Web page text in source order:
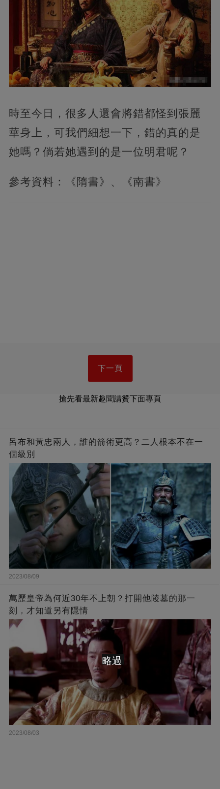
時至今日，很多人還會將錯都怪到張麗
華身上，可我們細想一下，錯的真的是
她嗎？倘若她遇到的是一位明君呢？
參考資料：《隋書》、《南書》
下一頁
搶先看最新趣聞請贊下面專頁
呂布和黃忠兩人，誰的箭術更高？二人根本不在一
個級別
2023/08/09
萬歷皇帝為何近30年不上朝？打開他陵墓的那一
刻，才知道另有隱情
2023/08/03
略過